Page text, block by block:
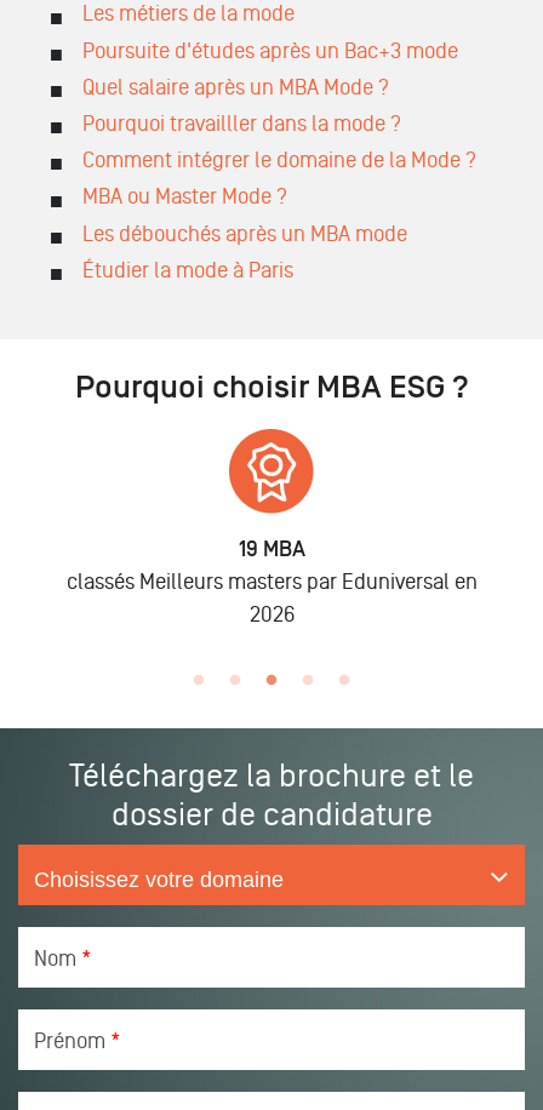
Les métiers de la mode
Poursuite d'études après un Bac+3 mode
Quel salaire après un MBA Mode ?
Pourquoi travailller dans la mode ?
Comment intégrer le domaine de la Mode ?
MBA ou Master Mode ?
Les débouchés après un MBA mode
Étudier la mode à Paris
Pourquoi choisir MBA ESG ?
masters par Eduniversal en
lors des
Téléchargez la brochure et le
dossier de candidature
Nom *
Prénom *